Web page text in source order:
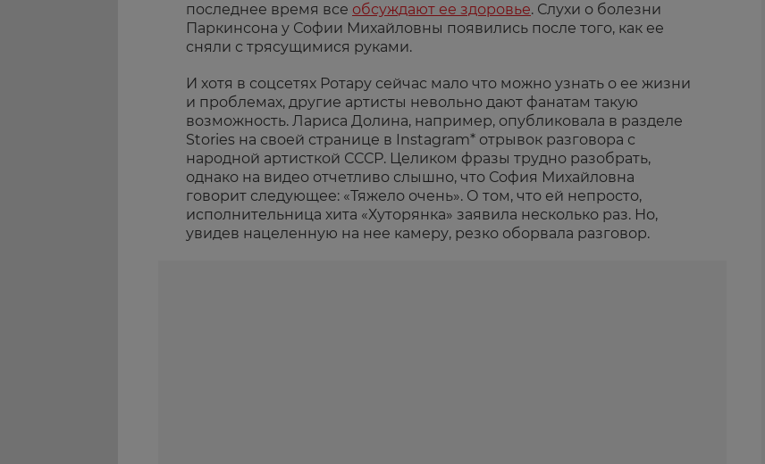
последнее время все обсуждают ее здоровье. Слухи о болезни
Паркинсона у Софии Михайловны появились после того, как ее
сняли с трясущимися руками.
И хотя в соцсетях Ротару сейчас мало что можно узнать о ее жизни
и проблемах, другие артисты невольно дают фанатам такую
возможность. Лариса Долина, например, опубликовала в разделе
Stories на своей странице в Instagram* отрывок разговора с
народной артисткой СССР. Целиком фразы трудно разобрать,
однако на видео отчетливо слышно, что София Михайловна
говорит следующее: «Тяжело очень». О том, что ей непросто,
исполнительница хита «Хуторянка» заявила несколько раз. Но,
увидев нацеленную на нее камеру, резко оборвала разговор.